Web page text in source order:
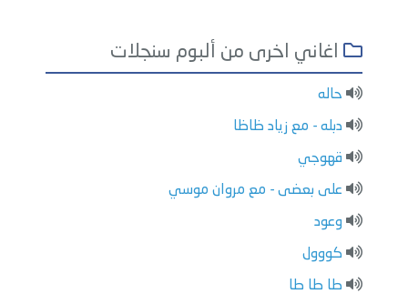
اغاني اخرى من ألبوم سنجلات
حاله
دبله - مع زياد ظاظا
قهوجي
على بعضى - مع مروان موسي
وعود
كووول
طا طا طا